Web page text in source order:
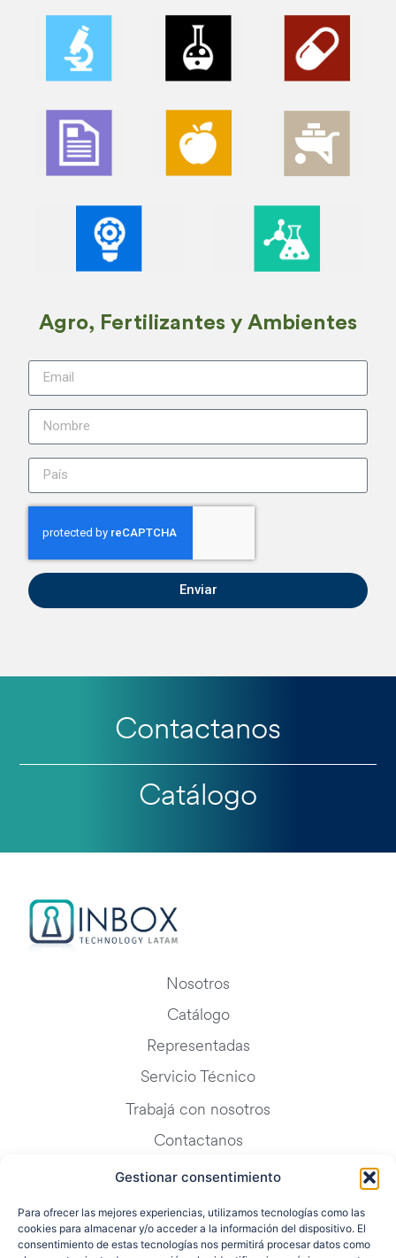
Gestionar consentimiento
Para ofrecer las mejores experiencias, utilizamos tecnologías como las
cookies para almacenar y/o acceder a la información del dispositivo. El
consentimiento de estas tecnologías nos permitirá procesar datos como
Agro, Fertilizantes y Ambientes
Enviar
Contactanos
Catálogo
Nosotros
Catálogo
Representadas
Servicio Técnico
Trabajá con nosotros
Contactanos
Blog